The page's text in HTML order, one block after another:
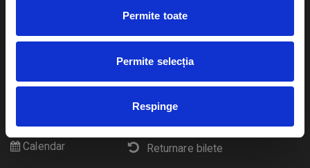
Permite toate
Permite selecția
Respinge
Cum comand bilete?
Plata online sau cash
eBilet printat acasa
Livrare prin curier
Returnare bilete
festivaluri
Pentru copii
Calendar